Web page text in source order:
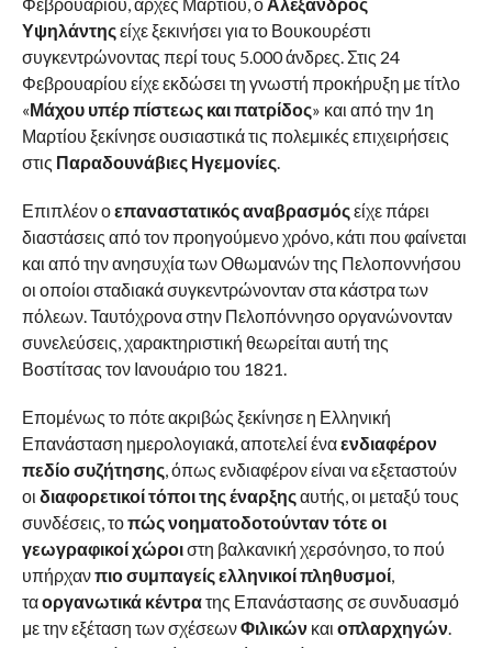
Φεβρουαρίου, αρχές Μαρτίου, ο Αλέξανδρος
Υψηλάντηςείχε ξεκινήσει για το Βουκουρέστι
συγκεντρώνοντας περί τους 5.000 άνδρες. Στις 24
Φεβρουαρίου είχε εκδώσει τη γνωστή προκήρυξη με τίτλο
«Μάχου υπέρ πίστεως και πατρίδος» και από την 1η
Μαρτίου ξεκίνησε ουσιαστικά τις πολεμικές επιχειρήσεις
στις Παραδουνάβιες Ηγεμονίες.
Επιπλέον οεπαναστατικός αναβρασμόςείχε πάρει
διαστάσεις από τον προηγούμενο χρόνο, κάτι που φαίνεται
και από την ανησυχία των Οθωμανών της Πελοποννήσου
οι οποίοι σταδιακά συγκεντρώνονταν στα κάστρα των
πόλεων. Ταυτόχρονα στην Πελοπόννησο οργανώνονταν
συνελεύσεις, χαρακτηριστική θεωρείται αυτή της
Βοστίτσας τον Ιανουάριο του 1821.
Επομένως το πότε ακριβώς ξεκίνησε η Ελληνική
Επανάσταση ημερολογιακά, αποτελεί έναενδιαφέρον
πεδίο συζήτησης, όπως ενδιαφέρον είναι να εξεταστούν
οι διαφορετικοί τόποι της έναρξηςαυτής, οι μεταξύ τους
συνδέσεις, τοπώς νοηματοδοτούνταν τότε οι
γεωγραφικοί χώροιστη βαλκανική χερσόνησο, το πού
υπήρχανπιο συμπαγείς ελληνικοί πληθυσμοί,
ταοργανωτικά κέντρατης Επανάστασης σε συνδυασμό
με την εξέταση των σχέσεωνΦιλικών και οπλαρχηγών.